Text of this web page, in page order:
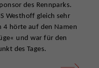
des Rennparks.
Westhoff gleich sehr
4 hörte auf den Namen
und war für den
des Tages.